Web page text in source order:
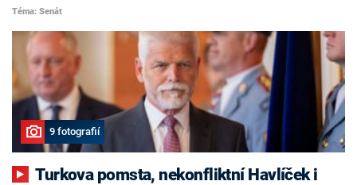
Téma: Senát
9 fotografií
Turkova pomsta, nekonfliktní Havlíček i